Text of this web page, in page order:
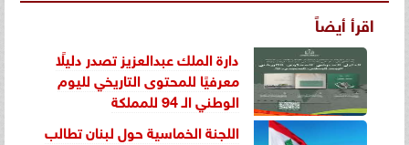
اقرأ أيضاً
دارة الملك عبدالعزيز تصدر دليلًا
معرفيًا للمحتوى التاريخي لليوم
الوطني الـ 94 للمملكة
اللجنة الخماسية حول لبنان تطالب